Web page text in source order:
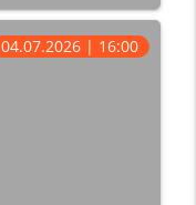
04.07.2026 | 16:00